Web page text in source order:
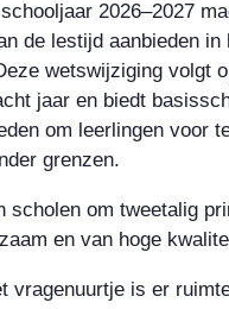
2026–2027
de lestijd aanbieden in
wetswijziging volgt
jaar en biedt
om leerlingen voor
grenzen.
scholen om tweetalig
en van hoge
vragenuurtje is er